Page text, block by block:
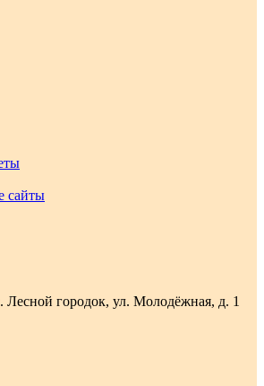
сайты
Лесной городок, ул. Молодёжная, д. 1